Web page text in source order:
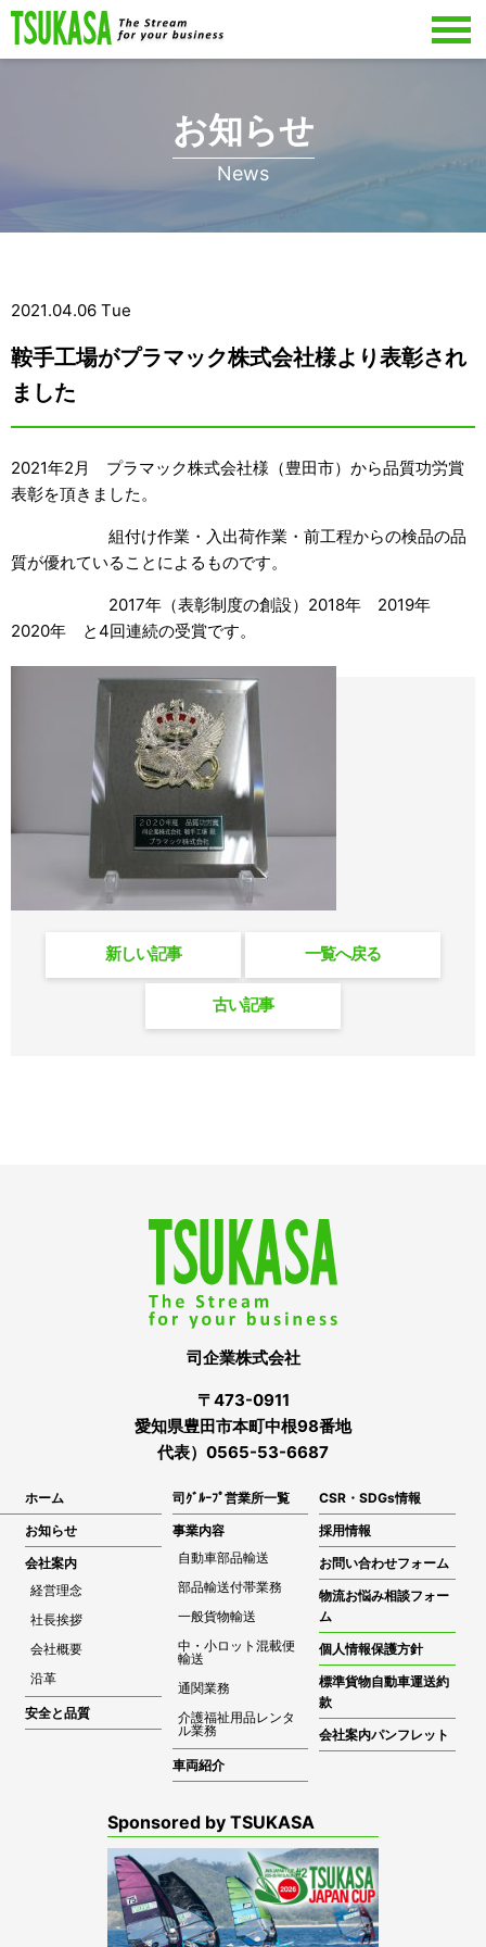
お知らせ
News
2021.04.06 Tue
鞍手工場がプラマック株式会社様より表彰され
ました
2021年2月 プラマック株式会社様（豊田市）から品質功労賞
表彰を頂きました。
組付け作業・入出荷作業・前工程からの検品の品
質が優れていることによるものです。
2017年（表彰制度の創設）2018年 2019年
2020年 と4回連続の受賞です。
新しい記事 一覧へ戻る
古い記事
司企業株式会社
〒473-0911
愛知県豊田市本町中根98番地
代表）0565-53-6687
ホーム
お知らせ
会社案内
経営理念
社長挨拶
会社概要
沿革
安全と品質
司ｸﾞﾙｰﾌﾟ営業所一覧
事業内容
自動車部品輸送
部品輸送付帯業務
一般貨物輸送
中・小ロット混載便
輸送
通関業務
介護福祉用品レンタ
ル業務
車両紹介
CSR・SDGs情報
採用情報
お問い合わせフォーム
物流お悩み相談フォー
ム
個人情報保護方針
標準貨物自動車運送約
款
会社案内パンフレット
Sponsored by TSUKASA